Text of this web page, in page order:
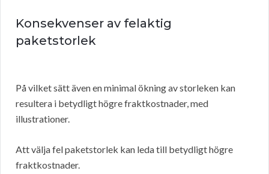
Konsekvenser av felaktig
paketstorlek
På vilket sätt även en minimal ökning av storleken kan
resultera i betydligt högre fraktkostnader, med
illustrationer.
Att välja fel paketstorlek kan leda till betydligt högre
fraktkostnader.